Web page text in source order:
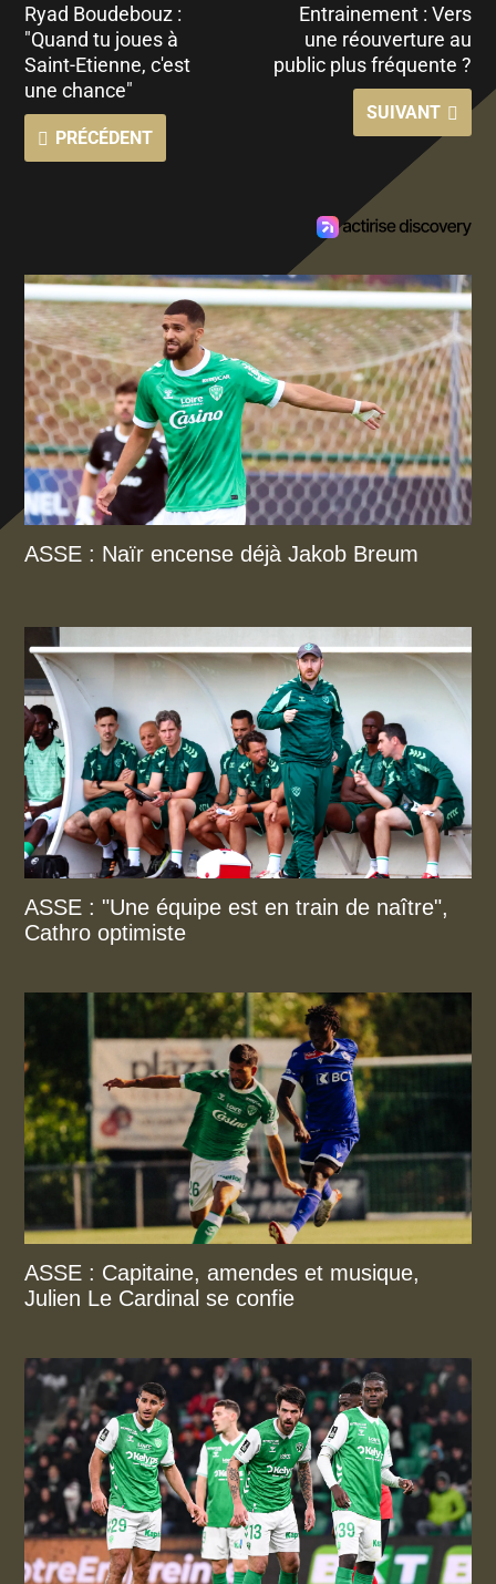
Ryad Boudebouz :
"Quand tu joues à
Saint-Etienne, c'est
une chance"
PRÉCÉDENT
Entrainement : Vers
une réouverture au
public plus fréquente ?
SUIVANT
ASSE : Naïr encense déjà Jakob Breum
ASSE : "Une équipe est en train de naître",
Cathro optimiste
ASSE : Capitaine, amendes et musique,
Julien Le Cardinal se confie